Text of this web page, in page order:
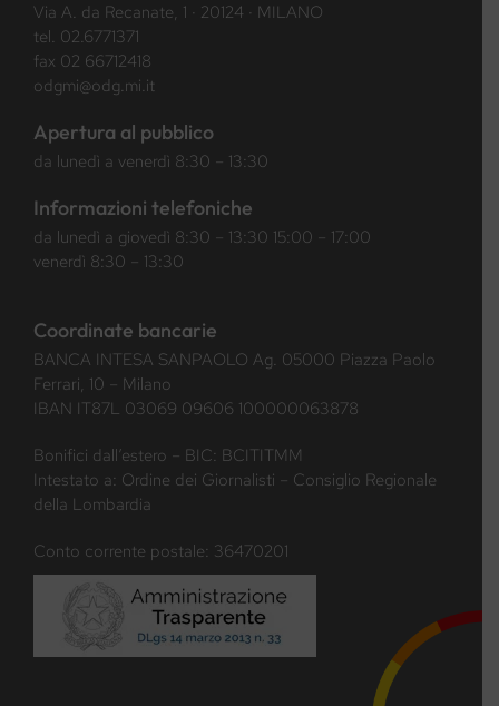
Via A. da Recanate, 1 · 20124 · MILANO
tel. 02.6771371
fax 02 66712418
odgmi@odg.mi.it
Apertura al pubblico
da lunedì a venerdì 8:30 – 13:30
Informazioni telefoniche
da lunedì a giovedì 8:30 – 13:30 15:00 – 17:00
venerdì 8:30 – 13:30
Coordinate bancarie
BANCA INTESA SANPAOLO Ag. 05000 Piazza Paolo
Ferrari, 10 – Milano
IBAN IT87L 03069 09606 100000063878
Bonifici dall’estero – BIC: BCITITMM
Intestato a: Ordine dei Giornalisti – Consiglio Regionale
della Lombardia
Conto corrente postale: 36470201